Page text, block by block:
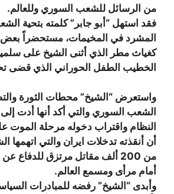
من الرسائل للشعب السوري وللعالم.
فقد استهل “أبو جابر” كلمته بتحية
المشرد في المخيمات، مستحضراً بعض
كغياث مطر الذي أثنى الشيخ على
الخطيب الطفل الحوراني الذي قضى
واستعرض “الشيخ” محطات الثورة
الشعب السوري والتي أكد أنها أدت إلى
النظام واقتراب دخوله مرحلة الموت
أن أنقذته تدخلات ايران والتي اتهمها
من 200 ألف مقاتل مرتزق للدفاع
أمام مرأى ومسمع العالم.
وأبدى “الشيخ” رفضه للمبادرات